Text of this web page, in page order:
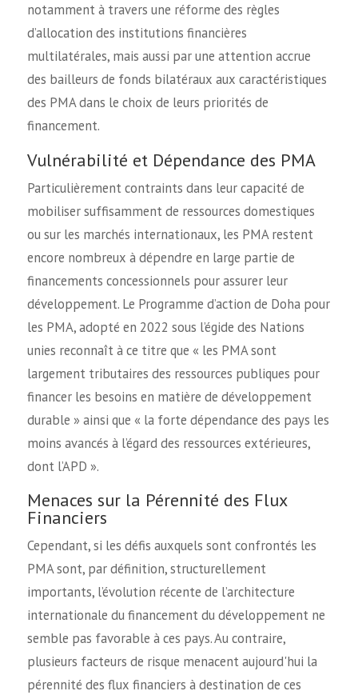
notamment à travers une réforme des règles
d’allocation des institutions financières
multilatérales, mais aussi par une attention accrue
des bailleurs de fonds bilatéraux aux caractéristiques
des PMA dans le choix de leurs priorités de
financement.
Vulnérabilité et Dépendance des PMA
Particulièrement contraints dans leur capacité de
mobiliser suffisamment de ressources domestiques
ou sur les marchés internationaux, les PMA restent
encore nombreux à dépendre en large partie de
financements concessionnels pour assurer leur
développement. Le Programme d’action de Doha pour
les PMA, adopté en 2022 sous l’égide des Nations
unies reconnaît à ce titre que « les PMA sont
largement tributaires des ressources publiques pour
financer les besoins en matière de développement
durable » ainsi que « la forte dépendance des pays les
moins avancés à l’égard des ressources extérieures,
dont l’APD ».
Menaces sur la Pérennité des Flux
Financiers
Cependant, si les défis auxquels sont confrontés les
PMA sont, par définition, structurellement
importants, l’évolution récente de l’architecture
internationale du financement du développement ne
semble pas favorable à ces pays. Au contraire,
plusieurs facteurs de risque menacent aujourd'hui la
pérennité des flux financiers à destination de ces